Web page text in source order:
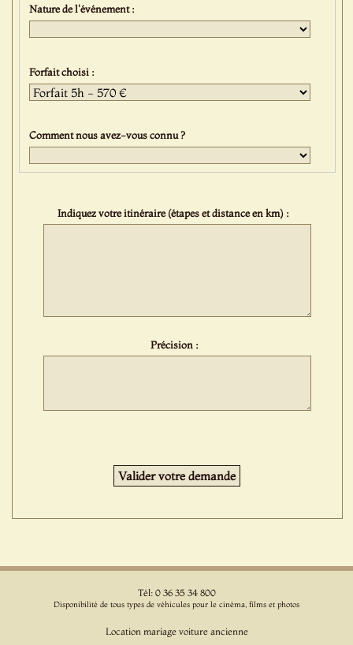
Nature de l'événement :
Forfait choisi :
Comment nous avez-vous connu ?
Indiquez votre itinéraire (étapes et distance en km) :
Précision :
Tél: 0 36 35 34 800
Disponibilité de tous types de véhicules pour le cinéma, films et photos
Location mariage voiture ancienne